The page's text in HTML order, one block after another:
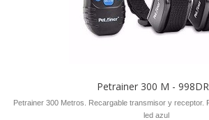
Petrainer 300 M -
Petrainer 300 Metros. Recargable transmisor y receptor.
led azul